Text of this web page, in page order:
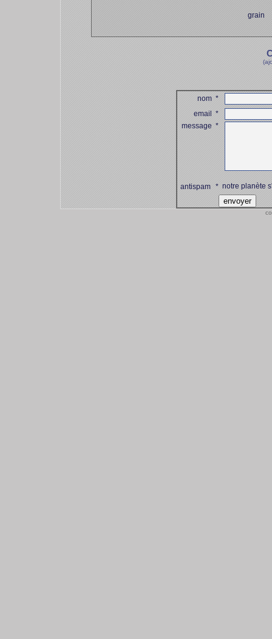
grain
nom*
email*
message*
antispam *notre planète